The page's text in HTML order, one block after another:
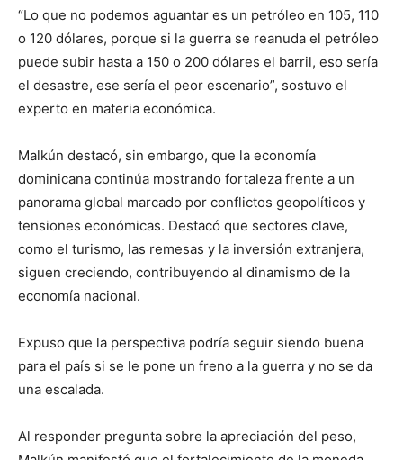
“Lo que no podemos aguantar es un petróleo en 105, 110
o 120 dólares, porque si la guerra se reanuda el petróleo
puede subir hasta a 150 o 200 dólares el barril, eso sería
el desastre, ese sería el peor escenario”, sostuvo el
experto en materia económica.
Malkún destacó, sin embargo, que la economía
dominicana continúa mostrando fortaleza frente a un
panorama global marcado por conflictos geopolíticos y
tensiones económicas. Destacó que sectores clave,
como el turismo, las remesas y la inversión extranjera,
siguen creciendo, contribuyendo al dinamismo de la
economía nacional.
Expuso que la perspectiva podría seguir siendo buena
para el país si se le pone un freno a la guerra y no se da
una escalada.
Al responder pregunta sobre la apreciación del peso,